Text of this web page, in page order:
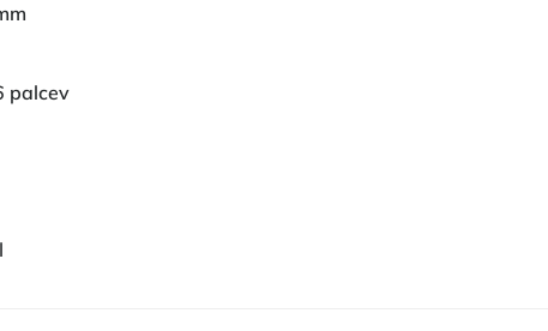
palcev